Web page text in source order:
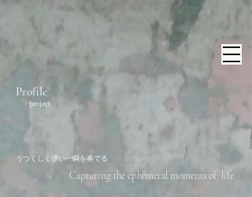
Profile
​project
​うつくしく儚い一瞬を奏でる
​Capturing the ephemeral moments of life